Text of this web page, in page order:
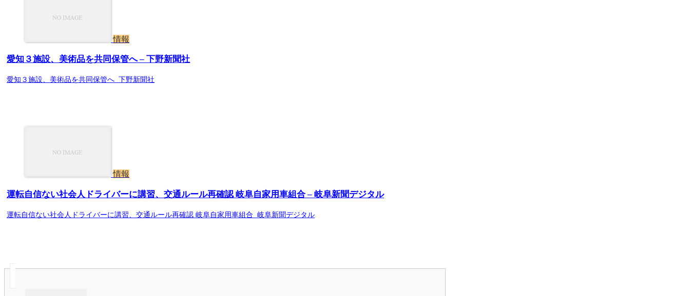
情報
愛知３施設、美術品を共同保管へ – 下野新聞社
愛知３施設、美術品を共同保管へ 下野新聞社
情報
運転自信ない社会人ドライバーに講習、交通ルール再確認 岐阜自家用車組合 – 岐阜新聞デジタル
運転自信ない社会人ドライバーに講習、交通ルール再確認 岐阜自家用車組合 岐阜新聞デジタル